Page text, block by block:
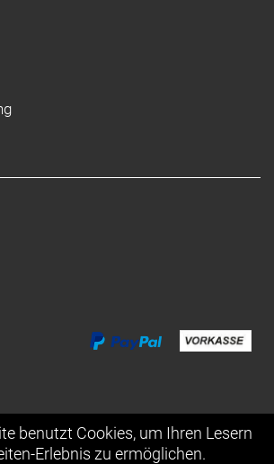
benutzt Cookies, um Ihren Lesern
Erlebnis zu ermöglichen.